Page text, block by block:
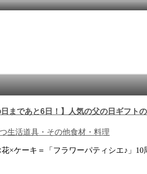
まであと6日！】人気の父の日ギフト
生活道具・その他食材・料理
ーキ＝「フラワーパティシエ♪」10